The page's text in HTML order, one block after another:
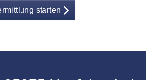
starten